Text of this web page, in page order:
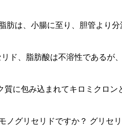
は、小腸に至り、胆管より
ド、脂肪酸は不溶性であるが
に包み込まれてキロミクロン
グリセリドですか？ グリセ